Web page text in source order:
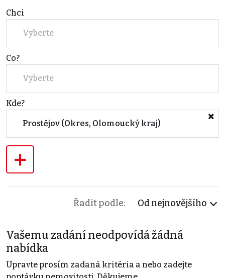
Chci
Vyberte
Co?
Vyberte
Kde?
Prostějov (Okres, Olomoucký kraj)
+
Řadit podle: Od nejnovějšího
Vašemu zadání neodpovídá žádná
nabídka
Upravte prosím zadaná kritéria a nebo zadejte